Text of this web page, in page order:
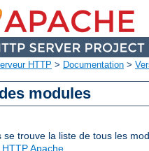
HTTP > Documentation >
modules
se trouve la liste de tous les
Apache.